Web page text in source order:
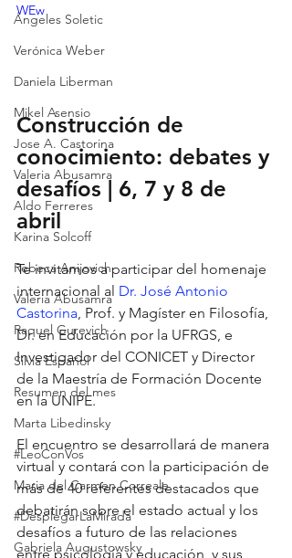
Ángeles Soletic
Verónica Weber
Daniela Liberman
Mikel Asensio
Jose A. Castorina
Valeria Abusamra
Aldo Ferreres
Karina Solcoff
Rebeca Anijovich
Valeria Abusamra
Raquel Gurevich
Silvia Español
Resumen del mes
Marta Libedinsky
#LeoConVos
Maria del Carmen Correale
#DesplegarLaMirada
Gabriela Augustowsky
WEw
Construcción de
conocimiento: debates y
desafíos | 6, 7 y 8 de
abril
Te invitamos a participar del homenaje
internacional al Dr. José Antonio
Castorina , Prof. y Magíster en Filosofía,
Dr. en Educación por la UFRGS, e
Investigador del CONICET y Director
de la Maestría de Formación Docente
en la UNIPE.
El encuentro se desarrollará de manera
virtual y contará con la participación de
más de 40 referentes destacados que
debatirán sobre el estado actual y los
desafíos a futuro de las relaciones
entre psicología y educación, y sus